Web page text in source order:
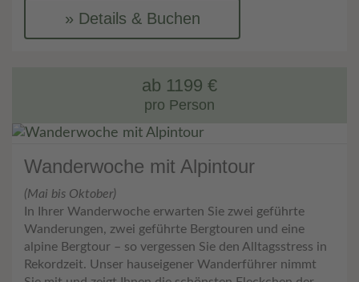
Details & Buchen
ab 1199 €
pro Person
Wanderwoche mit Alpintour
(Mai bis Oktober)
In Ihrer Wanderwoche erwarten Sie zwei geführte
Wanderungen, zwei geführte Bergtouren und eine
alpine Bergtour – so vergessen Sie den Alltagsstress in
Rekordzeit. Unser hauseigener Wanderführer nimmt